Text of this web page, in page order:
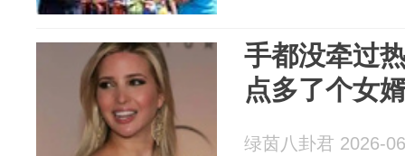
手都没牵过
点多了个女
绿茵八卦君 2026-